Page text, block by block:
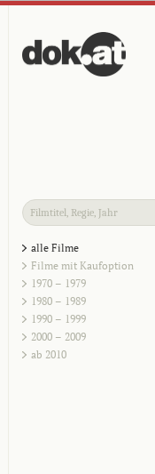
alle Filme
Filme mit Kaufoption
1970 – 1979
1980 – 1989
1990 – 1999
2000 – 2009
ab 2010